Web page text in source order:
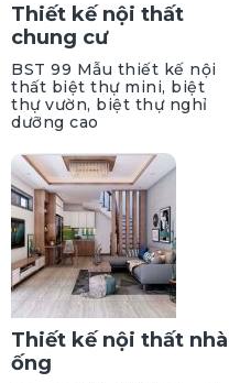
Thiết kế nội thất
chung cư
BST 99 Mẫu thiết kế nội
thất biệt thự mini, biệt
thự vườn, biệt thự nghỉ
dưỡng cao
Thiết kế nội thất nhà
ống